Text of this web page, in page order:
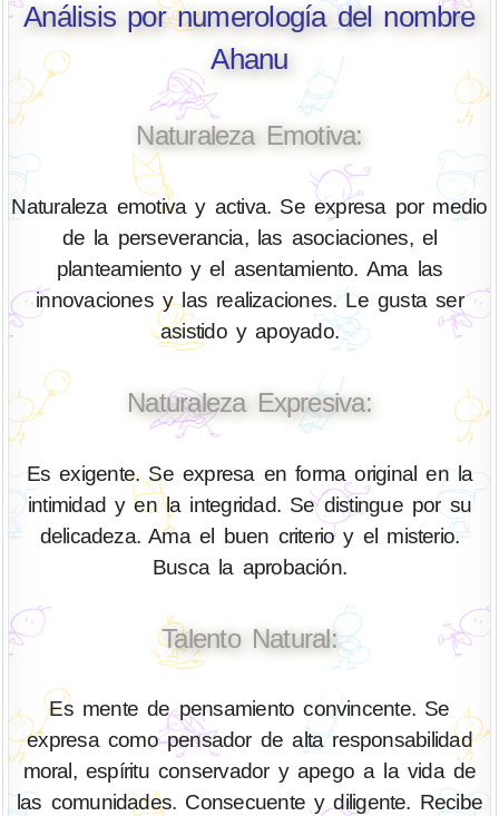
Análisis por numerología del nombre
Ahanu
Naturaleza Emotiva:
Naturaleza emotiva y activa. Se expresa por medio
de la perseverancia, las asociaciones, el
planteamiento y el asentamiento. Ama las
innovaciones y las realizaciones. Le gusta ser
asistido y apoyado.
Naturaleza Expresiva:
Es exigente. Se expresa en forma original en la
intimidad y en la integridad. Se distingue por su
delicadeza. Ama el buen criterio y el misterio.
Busca la aprobación.
Talento Natural:
Es mente de pensamiento convincente. Se
expresa como pensador de alta responsabilidad
moral, espíritu conservador y apego a la vida de
las comunidades. Consecuente y diligente. Recibe